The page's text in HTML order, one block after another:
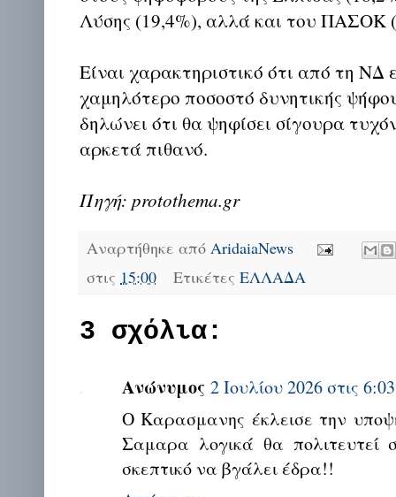
Λύσης (19,4%), αλλά και του ΠΑΣΟΚ
Είναι χαρακτηριστικό ότι από τη ΝΔ
χαμηλότερο ποσοστό δυνητικής
δηλώνει ότι θα ψηφίσει σίγουρα
αρκετά πιθανό.
Πηγή: protothema.gr
Αναρτήθηκε από AridaiaNews
στις 15:00 ΕτικέτεςΕΛΛΑΔΑ
3 σχόλια:
Ανώνυμος 2 Ιουλίου 2026 στις
Ο Καρασμανης έκλεισε την
Σαμαρα λογικά θα
σκεπτικό να βγάλει έδρα!!